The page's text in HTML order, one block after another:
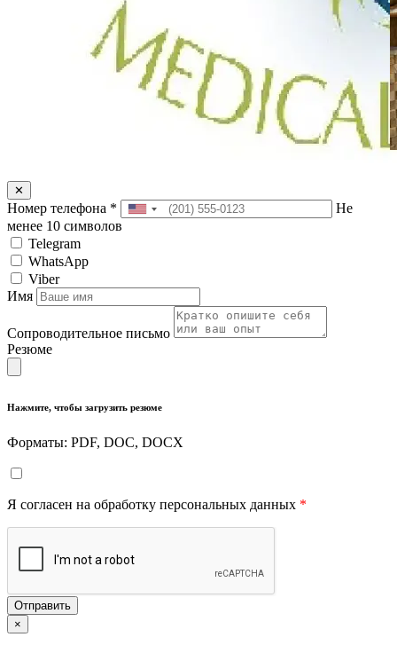
✕
Номер телефона *
Не
менее 10 символов
Telegram
WhatsApp
Viber
Имя
Сопроводительное письмо
Резюме
Нажмите, чтобы загрузить резюме
Форматы: PDF, DOC, DOCX
Я согласен на обработку персональных данных *
Отправить
×